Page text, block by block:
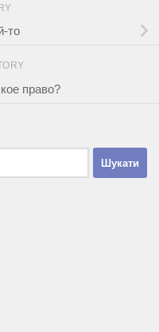
то
право?